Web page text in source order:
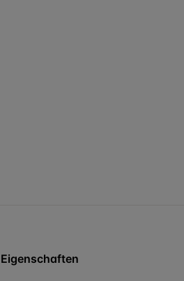
Eigenschaften